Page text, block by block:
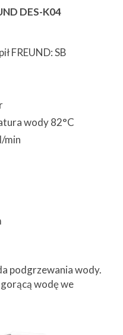
DES-K04
FREUND: SB
wody 82°C
min
podgrzewania wody.
wodę we